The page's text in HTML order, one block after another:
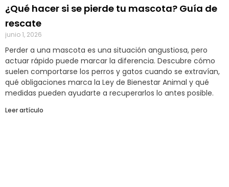
¿Qué hacer si se pierde tu mascota? Guía de
rescate
junio 1, 2026
Perder a una mascota es una situación angustiosa, pero
actuar rápido puede marcar la diferencia. Descubre cómo
suelen comportarse los perros y gatos cuando se extravían,
qué obligaciones marca la Ley de Bienestar Animal y qué
medidas pueden ayudarte a recuperarlos lo antes posible.
Leer artículo